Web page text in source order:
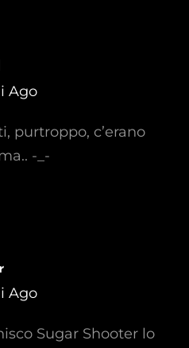
Ago
purtroppo, c’erano
-_-
Ago
Sugar Shooter lo